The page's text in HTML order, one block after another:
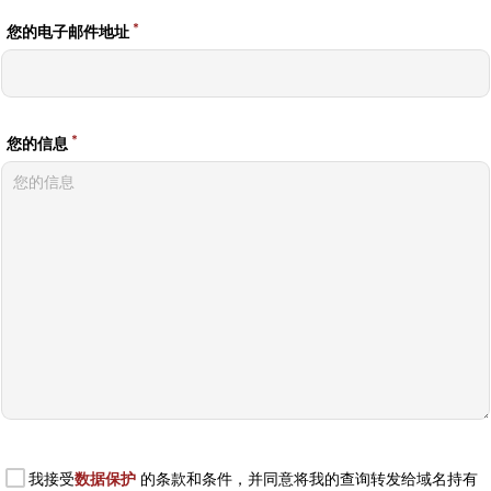
您的电子邮件地址 *
您的信息 *
我接受数据保护 的条款和条件，并同意将我的查询转发给域名持有